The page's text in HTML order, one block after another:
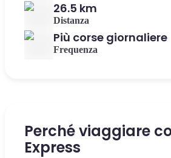
26.5 km
Distanza
Più corse giornaliere
Frequenza
Perché viaggiare
Express